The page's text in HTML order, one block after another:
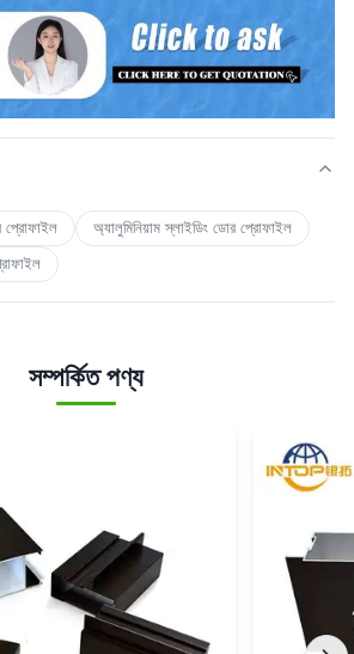
প্রোফাইল
অ্যালুমিনিয়াম স্লাইডিং ডোর প্রোফাইল
সম্পর্কিত পণ্য